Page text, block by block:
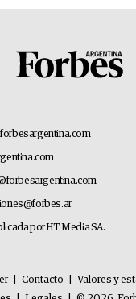
por HT Media SA.
Contacto Valores y